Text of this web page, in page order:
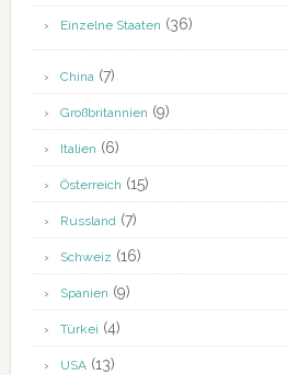
Einzelne Staaten (36)
China(7)
Großbritannien (9)
Italien (6)
Österreich (15)
Russland(7)
Schweiz (16)
Spanien (9)
Türkei (4)
USA(13)